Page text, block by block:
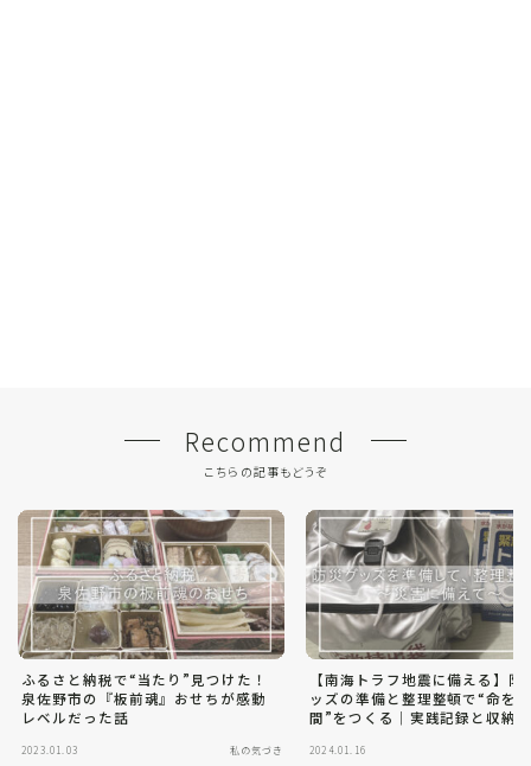
Recommend
こちらの記事もどうぞ
ふるさと納税で“当たり”見つけた！
泉佐野市の『板前魂』おせちが感動
レベルだった話
2023.01.03 私の気づき
【南海トラフ地震に備える】防
ッズの準備と整理整頓で“命を
間”をつくる｜実践記録と収納
2024.01.16